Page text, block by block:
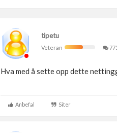
tipetu
Veteran
Hva med å sette opp dette
Anbefal Siter